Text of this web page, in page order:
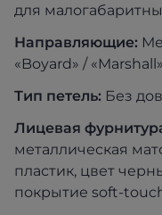
для
Направляющие:
«Boyard» / «Marshall»
Тип петель: Без
Лицевая
металлическая
пластик, цвет
покрытие soft-